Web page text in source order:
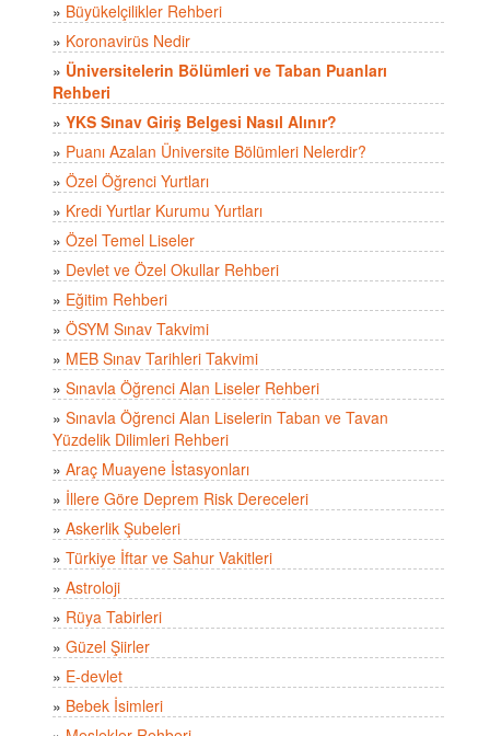
» Büyükelçilikler Rehberi
» Koronavirüs Nedir
» Üniversitelerin Bölümleri ve Taban Puanları
Rehberi
» YKS Sınav Giriş Belgesi Nasıl Alınır?
» Puanı Azalan Üniversite Bölümleri Nelerdir?
» Özel Öğrenci Yurtları
» Kredi Yurtlar Kurumu Yurtları
» Özel Temel Liseler
» Devlet ve Özel Okullar Rehberi
» Eğitim Rehberi
» ÖSYM Sınav Takvimi
» MEB Sınav Tarihleri Takvimi
» Sınavla Öğrenci Alan Liseler Rehberi
» Sınavla Öğrenci Alan Liselerin Taban ve Tavan
Yüzdelik Dilimleri Rehberi
» Araç Muayene İstasyonları
» İllere Göre Deprem Risk Dereceleri
» Askerlik Şubeleri
» Türkiye İftar ve Sahur Vakitleri
» Astroloji
» Rüya Tabirleri
» Güzel Şiirler
» E-devlet
» Bebek İsimleri